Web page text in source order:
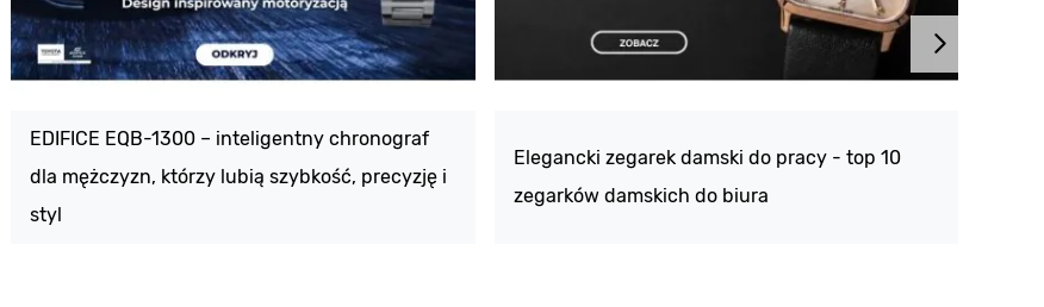
EDIFICE EQB-1300 – inteligentny chronograf
dla mężczyzn, którzy lubią szybkość, precyzję i
styl
Elegancki zegarek damski do pracy - top 10
zegarków damskich do biura